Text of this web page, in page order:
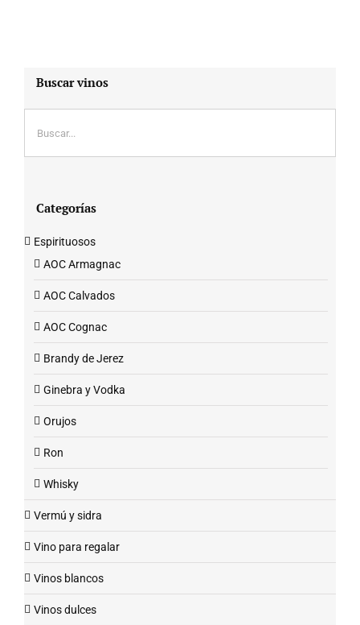
Buscar vinos
Categorías
Espirituosos
AOC Armagnac
AOC Calvados
AOC Cognac
Brandy de Jerez
Ginebra y Vodka
Orujos
Ron
Whisky
Vermú y sidra
Vino para regalar
Vinos blancos
Vinos dulces